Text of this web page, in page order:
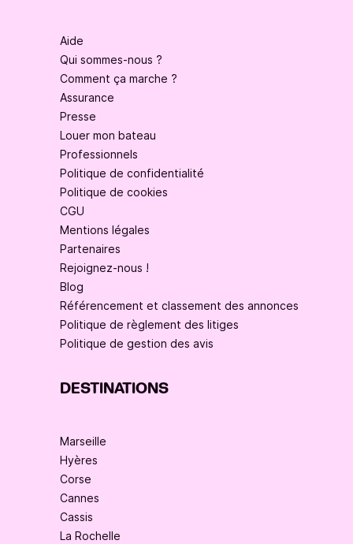
Aide
Qui sommes-nous ?
Comment ça marche ?
Assurance
Presse
Louer mon bateau
Professionnels
Politique de confidentialité
Politique de cookies
CGU
Mentions légales
Partenaires
Rejoignez-nous !
Blog
Référencement et classement des annonces
Politique de règlement des litiges
Politique de gestion des avis
DESTINATIONS
Marseille
Hyères
Corse
Cannes
Cassis
La Rochelle